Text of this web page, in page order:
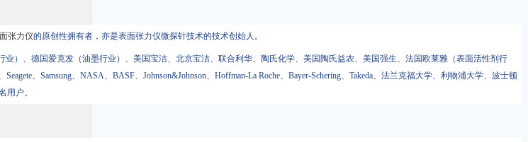
张力仪的原创性拥有者，亦是表面张力仪微探针技术的技术创始人。
）、德国爱克发（油墨行业）、美国宝洁、北京宝洁、联合利华、陶氏化学、美国陶氏益农、美国强生、法国欧莱雅（表面活性剂行
、Samsung、NASA、BASF、Johnson&Johnson、Hoffman-La Roche、Bayer-Schering、Takeda、法兰克福大学、利物浦大学、波士顿
用户。